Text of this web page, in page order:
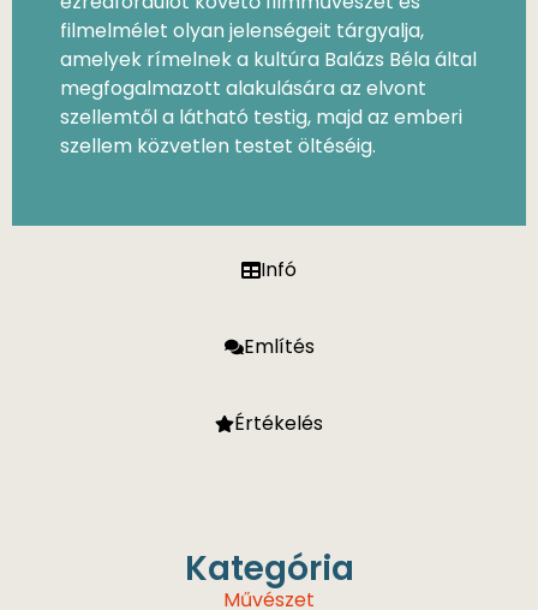
Infó
Említés
Értékelés
filmelmélet olyan jelenségeit tárgyalja,
amelyek rímelnek a kultúra Balázs Béla által
megfogalmazott alakulására az elvont
szellemtől a látható testig, majd az emberi
szellem közvetlen testet öltéséig.
Kategória
Művészet